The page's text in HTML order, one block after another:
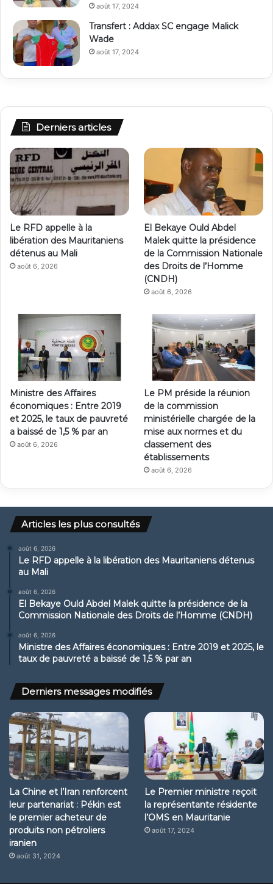
août 17, 2024
Transfert : Addax SC engage Malick
Wade
août 17, 2024
Derniers articles
Le RFD appelle à la
libération des Mauritaniens
détenus au Mali
août 6, 2026
El Bekaye Ould Abdel
Malek quitte la présidence
de la Commission Nationale
des Droits de l’Homme
(CNDH)
août 6, 2026
Ministre des Affaires
économiques : Entre 2019
et 2025, le taux de pauvreté
a baissé de 1,5 % par an
août 6, 2026
Le PM préside la réunion
de la commission
ministérielle chargée de la
mise aux normes et du
classement des
établissements
août 6, 2026
Articles les plus consultés
août 6, 2026
Le RFD appelle à la libération des Mauritaniens détenus
au Mali
août 6, 2026
El Bekaye Ould Abdel Malek quitte la présidence de la
Commission Nationale des Droits de l’Homme (CNDH)
août 6, 2026
Ministre des Affaires économiques : Entre 2019 et 2025, le
taux de pauvreté a baissé de 1,5 % par an
Derniers messages modifiés
La Chine et l’Iran renforcent
leur partenariat : Pékin est
le premier acheteur de
produits non pétroliers
iranien
août 31, 2024
Le Premier ministre reçoit
la représentante résidente
l’OMS en Mauritanie
août 17, 2024